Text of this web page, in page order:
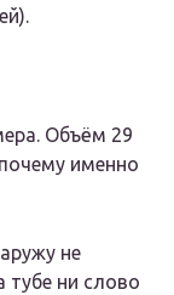
Объём 29
именно
не
тубе ни слово